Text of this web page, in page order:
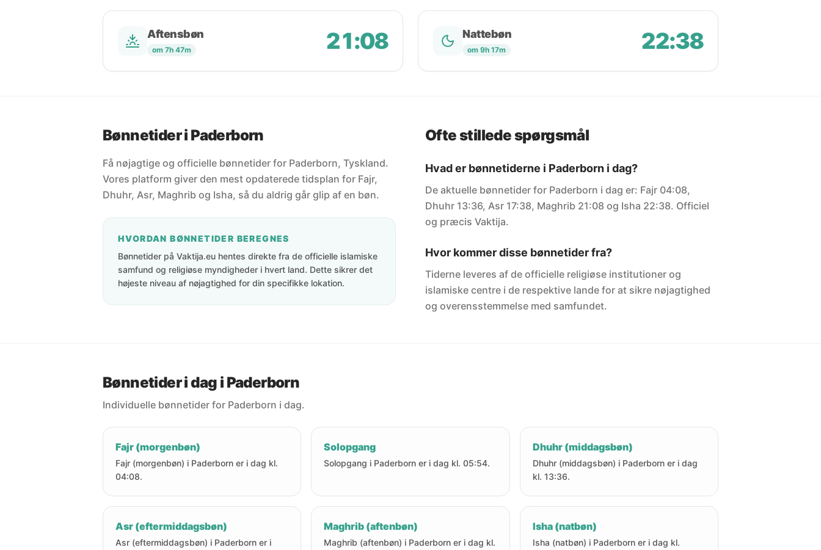
Aftensbøn
om 7h 47m 21:08 Nattebøn
om 9h 17m 22:38
Bønnetider i Paderborn
Få nøjagtige og officielle bønnetider for Paderborn, Tyskland.
Vores platform giver den mest opdaterede tidsplan for Fajr,
Dhuhr, Asr, Maghrib og Isha, så du aldrig går glip af en bøn.
HVORDAN BØNNETIDER BEREGNES
Bønnetider på Vaktija.eu hentes direkte fra de officielle islamiske
samfund og religiøse myndigheder i hvert land. Dette sikrer det
højeste niveau af nøjagtighed for din specifikke lokation.
Ofte stillede spørgsmål
Hvad er bønnetiderne i Paderborn i dag?
De aktuelle bønnetider for Paderborn i dag er: Fajr 04:08,
Dhuhr 13:36, Asr 17:38, Maghrib 21:08 og Isha 22:38. Officiel
og præcis Vaktija.
Hvor kommer disse bønnetider fra?
Tiderne leveres af de officielle religiøse institutioner og
islamiske centre i de respektive lande for at sikre nøjagtighed
og overensstemmelse med samfundet.
Bønnetider i dag i Paderborn
Individuelle bønnetider for Paderborn i dag.
Fajr (morgenbøn)
Fajr (morgenbøn) i Paderborn er i dag kl.
04:08.
Solopgang
Solopgang i Paderborn er i dag kl. 05:54.
Dhuhr (middagsbøn)
Dhuhr (middagsbøn) i Paderborn er i dag
kl. 13:36.
Asr (eftermiddagsbøn)
Asr (eftermiddagsbøn) i Paderborn er i
Maghrib (aftenbøn)
Maghrib (aftenbøn) i Paderborn er i dag kl.
Isha (natbøn)
Isha (natbøn) i Paderborn er i dag kl.